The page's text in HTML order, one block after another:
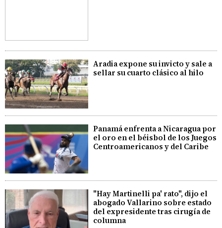
Aradia expone su invicto y sale a
sellar su cuarto clásico al hilo
Panamá enfrenta a Nicaragua por
el oro en el béisbol de los Juegos
Centroamericanos y del Caribe
"Hay Martinelli pa' rato", dijo el
abogado Vallarino sobre estado
del expresidente tras cirugía de
columna